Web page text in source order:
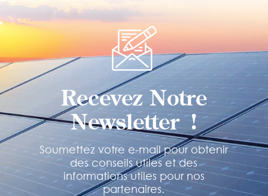
Recevez Notre
Newsletter !
Soumettez votre e-mail pour obtenir
des conseils utiles et des
informations utiles pour nos
partenaires.